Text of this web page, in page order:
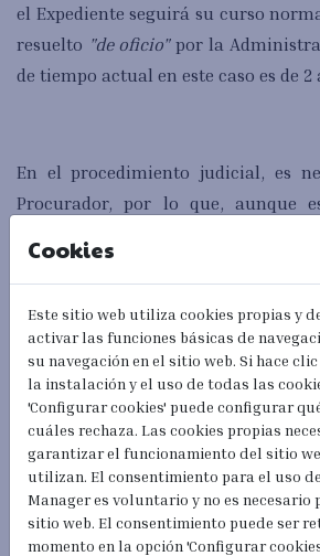
el Expediente seguirá su curso
resuelto "de oficio"por la
de tiempo actual en este caso es de 2
En el procedimiento judicial, es
Procurador, por lo que, aunque
coste total puede rondar los 1.500€.
Salvo que sea muy urgente o se esté
estos costes,recomendamos
Administración, siempre tiene el
Entendemos que muchos os
interponerlo, ya quepuede ser
Cookies
Este sitio web utiliza cookies propias y
activar las funciones básicas de
su navegación en el sitio web. Si hace
la instalación y el uso de todas las
'Configurar cookies' puede configurar
cuáles rechaza. Las cookies propias
garantizar el funcionamiento del sitio
utilizan. El consentimiento para el uso
Manager es voluntario y no es necesario
sitio web. El consentimiento puede ser
momento en la opción 'Configurar